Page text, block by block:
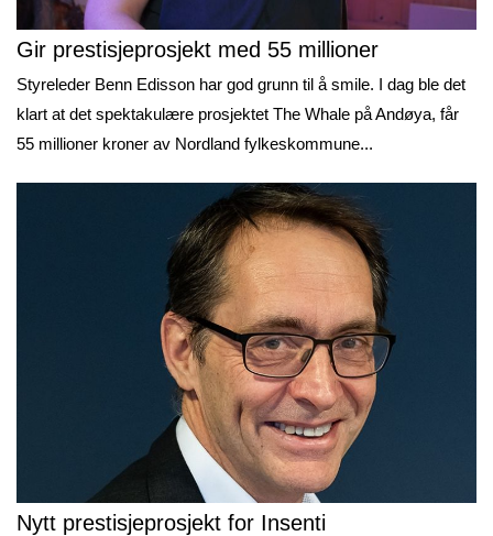
Gir prestisjeprosjekt med 55 millioner
Styreleder Benn Edisson har god grunn til å smile. I dag ble det
klart at det spektakulære prosjektet The Whale på Andøya, får
55 millioner kroner av Nordland fylkeskommune...
Nytt prestisjeprosjekt for Insenti